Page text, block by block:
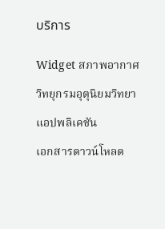
บริการ
Widget สภาพอากาศ
วิทยุกรมอุตุนิยมวิทยา
แอปพลิเคชัน
เอกสารดาวน์โหลด